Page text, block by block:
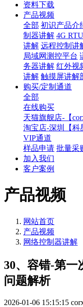
资料下载
产品视频
全部 初识产品介
制器讲解 4G
讲解 远程控制讲
局域网测控平台
务器讲解 红外视
讲解 触摸屏讲解
购买/定制通道
全部
在线购买
天猫旗舰店-【
淘宝店-深圳【科
VIP通道
样品申请 批量采
加入我们
客户案例
产品视频
网站首页
产品视频
网络控制器讲解
30、容错-第一
问题解析
2026-01-06 15:15:15